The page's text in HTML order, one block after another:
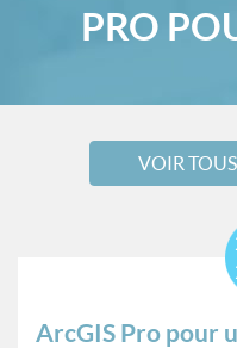
PRO
VOIR
ArcGIS Pro pour